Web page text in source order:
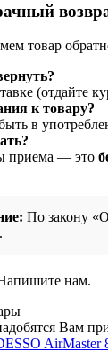
товар
(отдайте
к товару?
в
приема — это
По закону
нам.
Вам